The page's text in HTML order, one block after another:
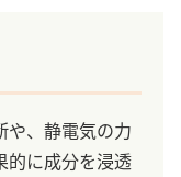
や、静電気の力
的に成分を浸透